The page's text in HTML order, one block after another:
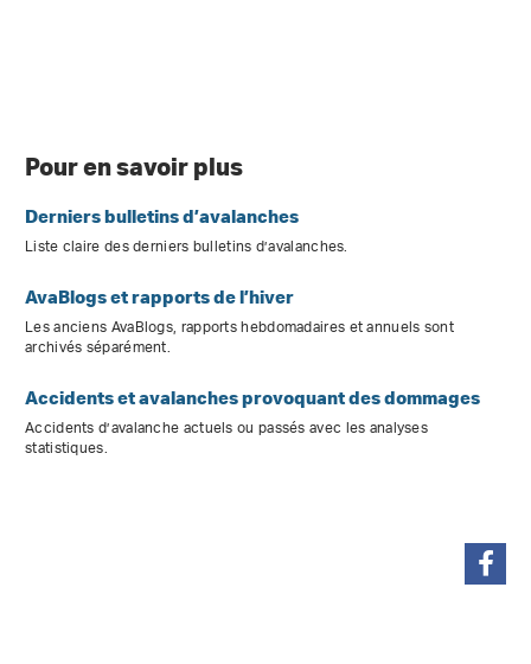
Pour en savoir plus
Derniers bulletins d’avalanches
Liste claire des derniers bulletins d’avalanches.
AvaBlogs et rapports de l’hiver
Les anciens AvaBlogs, rapports hebdomadaires et annuels sont
archivés séparément.
Accidents et avalanches provoquant des dommages
Accidents d’avalanche actuels ou passés avec les analyses
statistiques.